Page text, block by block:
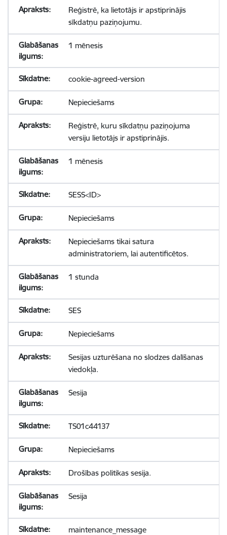
Reģistrē, ka lietotājs ir apstiprinājis
sīkdatņu paziņojumu.
1 mēnesis
cookie-agreed-version
Nepieciešams
Reģistrē, kuru sīkdatņu paziņojuma
versiju lietotājs ir apstiprinājis.
1 mēnesis
SESS<ID>
Nepieciešams
Nepieciešams tikai satura
administratoriem, lai autentificētos.
1 stunda
SES
Nepieciešams
Sesijas uzturēšana no slodzes dalīšanas
viedokļa.
Sesija
TS01c44137
Nepieciešams
Drošības politikas sesija.
Sesija
maintenance_message